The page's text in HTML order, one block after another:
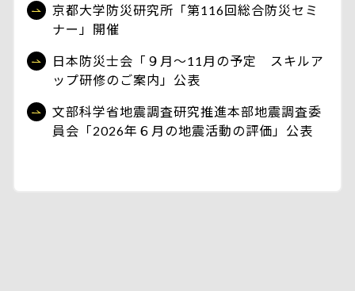
京都大学防災研究所「第116回総合防災セミ
ナー」開催
日本防災士会「９月～11月の予定 スキルア
ップ研修のご案内」公表
文部科学省地震調査研究推進本部地震調査委
員会「2026年６月の地震活動の評価」公表